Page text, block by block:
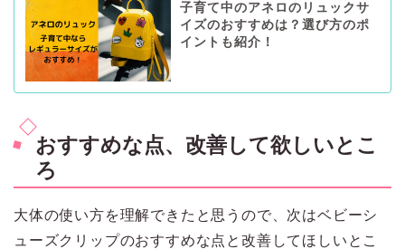
子育て中のアネロのリュックサ
イズのおすすめは？選び方のポ
イントも紹介！
おすすめな点、改善して欲しいとこ
ろ
大体の使い方を理解できたと思うので、次はベビーシ
ューズクリップのおすすめな点と改善してほしいとこ